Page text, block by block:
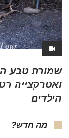
שמורת טבע
ואטרקצייה
הילדים
מה חדש?